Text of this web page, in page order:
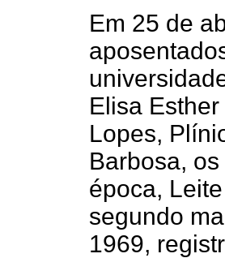
Em 25 de
Elisa
Lopes,
Barbosa,
época,
segundo
1969,